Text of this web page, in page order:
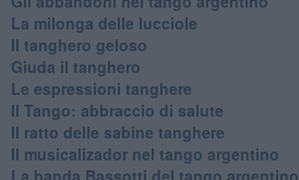
La milonga delle lucciole
Il tanghero geloso
Giuda il tanghero
Le espressioni tanghere
Il Tango: abbraccio di salute
Il ratto delle sabine tanghere
Il musicalizador nel tango argentino
La banda Bassotti del tango argentino